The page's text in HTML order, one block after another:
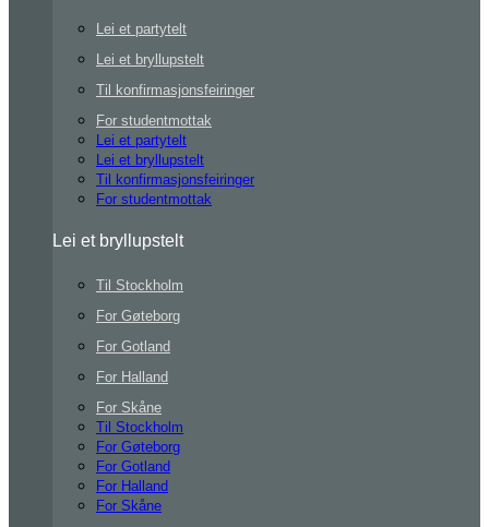
Lei et partytelt
Lei et bryllupstelt
Til konfirmasjonsfeiringer
For studentmottak
Lei et partytelt
Lei et bryllupstelt
Til konfirmasjonsfeiringer
For studentmottak
Lei et bryllupstelt
Til Stockholm
For Gøteborg
For Gotland
For Halland
For Skåne
Til Stockholm
For Gøteborg
For Gotland
For Halland
For Skåne